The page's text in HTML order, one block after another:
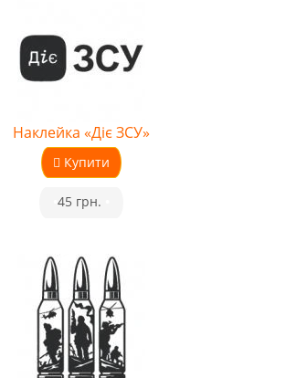
Наклейка «Діє ЗСУ»
Купити
45 грн.